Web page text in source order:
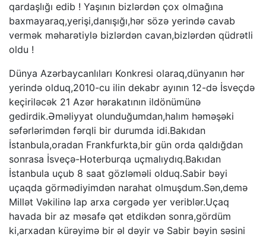
qardaşlığı edib ! Yaşının bizlərdən çox olmağına
baxmayaraq,yerişi,danışığı,hər sözə yerində cavab
vermək məharətiylə bizlərdən cavan,bizlərdən qüdrətli
oldu !
Dünya Azərbaycanlıları Konkresi olaraq,dünyanın hər
yerində olduq,2010-cu ilin dekabr ayının 12-də İsveçdə
keçiriləcək 21 Azər hərakatının ildönümünə
gedirdik.Əməliyyat olunduğumdan,halım həməşəki
səfərlərimdən fərqli bir durumda idi.Bakıdan
İstanbula,oradan Frankfurkta,bir gün orda qaldığdan
sonrasa İsveçə-Hoterburqa uçmalıydıq.Bakıdan
İstanbula uçub 8 saat gözləməli olduq.Sabir bəyi
uçaqda görmədiyimdən narahat olmuşdum.Sən,demə
Millət Vəkilinə lap arxa cərgədə yer veriblər.Uçaq
havada bir az məsafə qət etdikdən sonra,gördüm
ki,arxadan kürəyimə bir əl dəyir və Sabir bəyin səsini